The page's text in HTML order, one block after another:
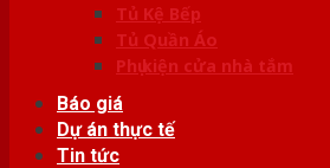
Tủ Kệ Bếp
Tủ Quần Áo
Phụ kiện cửa nhà tắm
Báo giá
Dự án thực tế
Tin tức